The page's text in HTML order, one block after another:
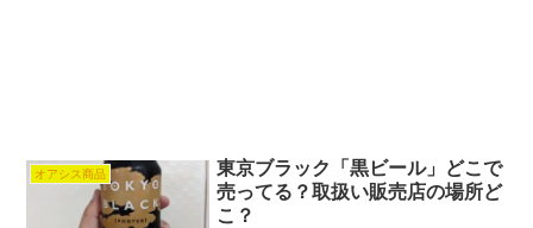
オアシス商品
東京ブラック「黒ビール」どこで
売ってる？取扱い販売店の場所ど
こ？